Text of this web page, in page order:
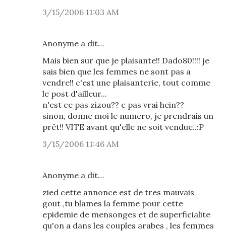
3/15/2006 11:03 AM
Anonyme a dit…
Mais bien sur que je plaisante!! Dado80!!!! je
sais bien que les femmes ne sont pas a
vendre!! c'est une plaisanterie, tout comme
le post d'ailleur...
n'est ce pas zizou?? c pas vrai hein??
sinon, donne moi le numero, je prendrais un
prêt!! VITE avant qu'elle ne soit vendue..:P
3/15/2006 11:46 AM
Anonyme a dit…
zied cette annonce est de tres mauvais
gout ,tu blames la femme pour cette
epidemie de mensonges et de superficialite
qu'on a dans les couples arabes , les femmes